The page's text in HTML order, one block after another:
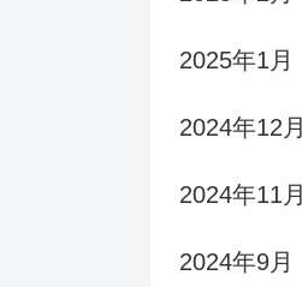
2025年1月
2024年12月
2024年11月
2024年9月